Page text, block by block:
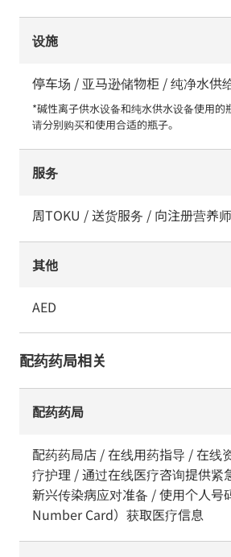
设施
停车场 / 亚马逊储物柜 / 纯净水供
*碱性离子供水设备和纯水供水设备使用的
请分别购买和使用合适的瓶子。
服务
周TOKU / 送货服务 / 向注册营养
其他
AED
配药药局相关
配药药局
配药药局店 / 在线用药指导 / 在线
疗护理 / 通过在线医疗咨询提供紧
新兴传染病应对准备 / 使用个人号
Number Card）获取医疗信息